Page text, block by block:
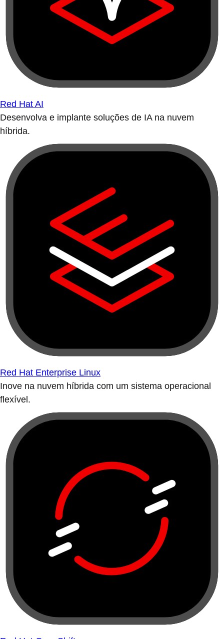
Red Hat AI
Desenvolva e implante soluções de IA na nuvem
híbrida.
Red Hat Enterprise Linux
Inove na nuvem híbrida com um sistema operacional
flexível.